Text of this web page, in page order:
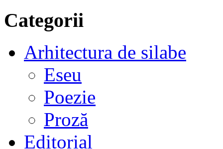
Categorii
Arhitectura de silabe
Eseu
Poezie
Proză
Editorial